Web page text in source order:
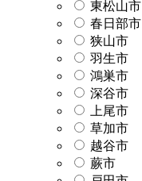
東松山市
春日部市
狭山市
羽生市
鴻巣市
深谷市
上尾市
草加市
越谷市
蕨市